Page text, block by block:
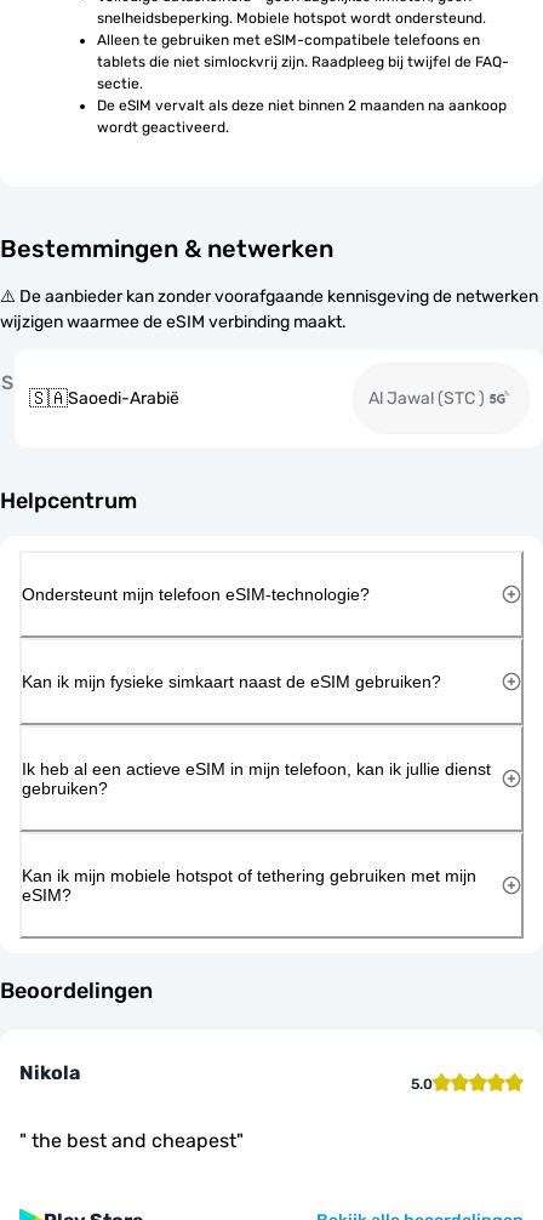
snelheidsbeperking. Mobiele hotspot wordt ondersteund.
Alleen te gebruiken met eSIM-compatibele telefoons en
tablets die niet simlockvrij zijn. Raadpleeg bij twijfel de FAQ-
sectie.
De eSIM vervalt als deze niet binnen 2 maanden na aankoop
wordt geactiveerd.
Bestemmingen & netwerken
⚠️ De aanbieder kan zonder voorafgaande kennisgeving de netwerken
wijzigen waarmee de eSIM verbinding maakt.
S
🇸🇦Saoedi-Arabië Al Jawal (STC )
Helpcentrum
Ondersteunt mijn telefoon eSIM-technologie?
Kan ik mijn fysieke simkaart naast de eSIM gebruiken?
Ik heb al een actieve eSIM in mijn telefoon, kan ik jullie dienst
gebruiken?
Kan ik mijn mobiele hotspot of tethering gebruiken met mijn
eSIM?
Beoordelingen
Nikola 5.0
" the best and cheapest"